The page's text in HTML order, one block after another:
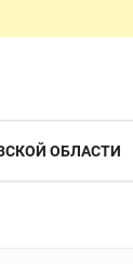
ОБЛАСТИ